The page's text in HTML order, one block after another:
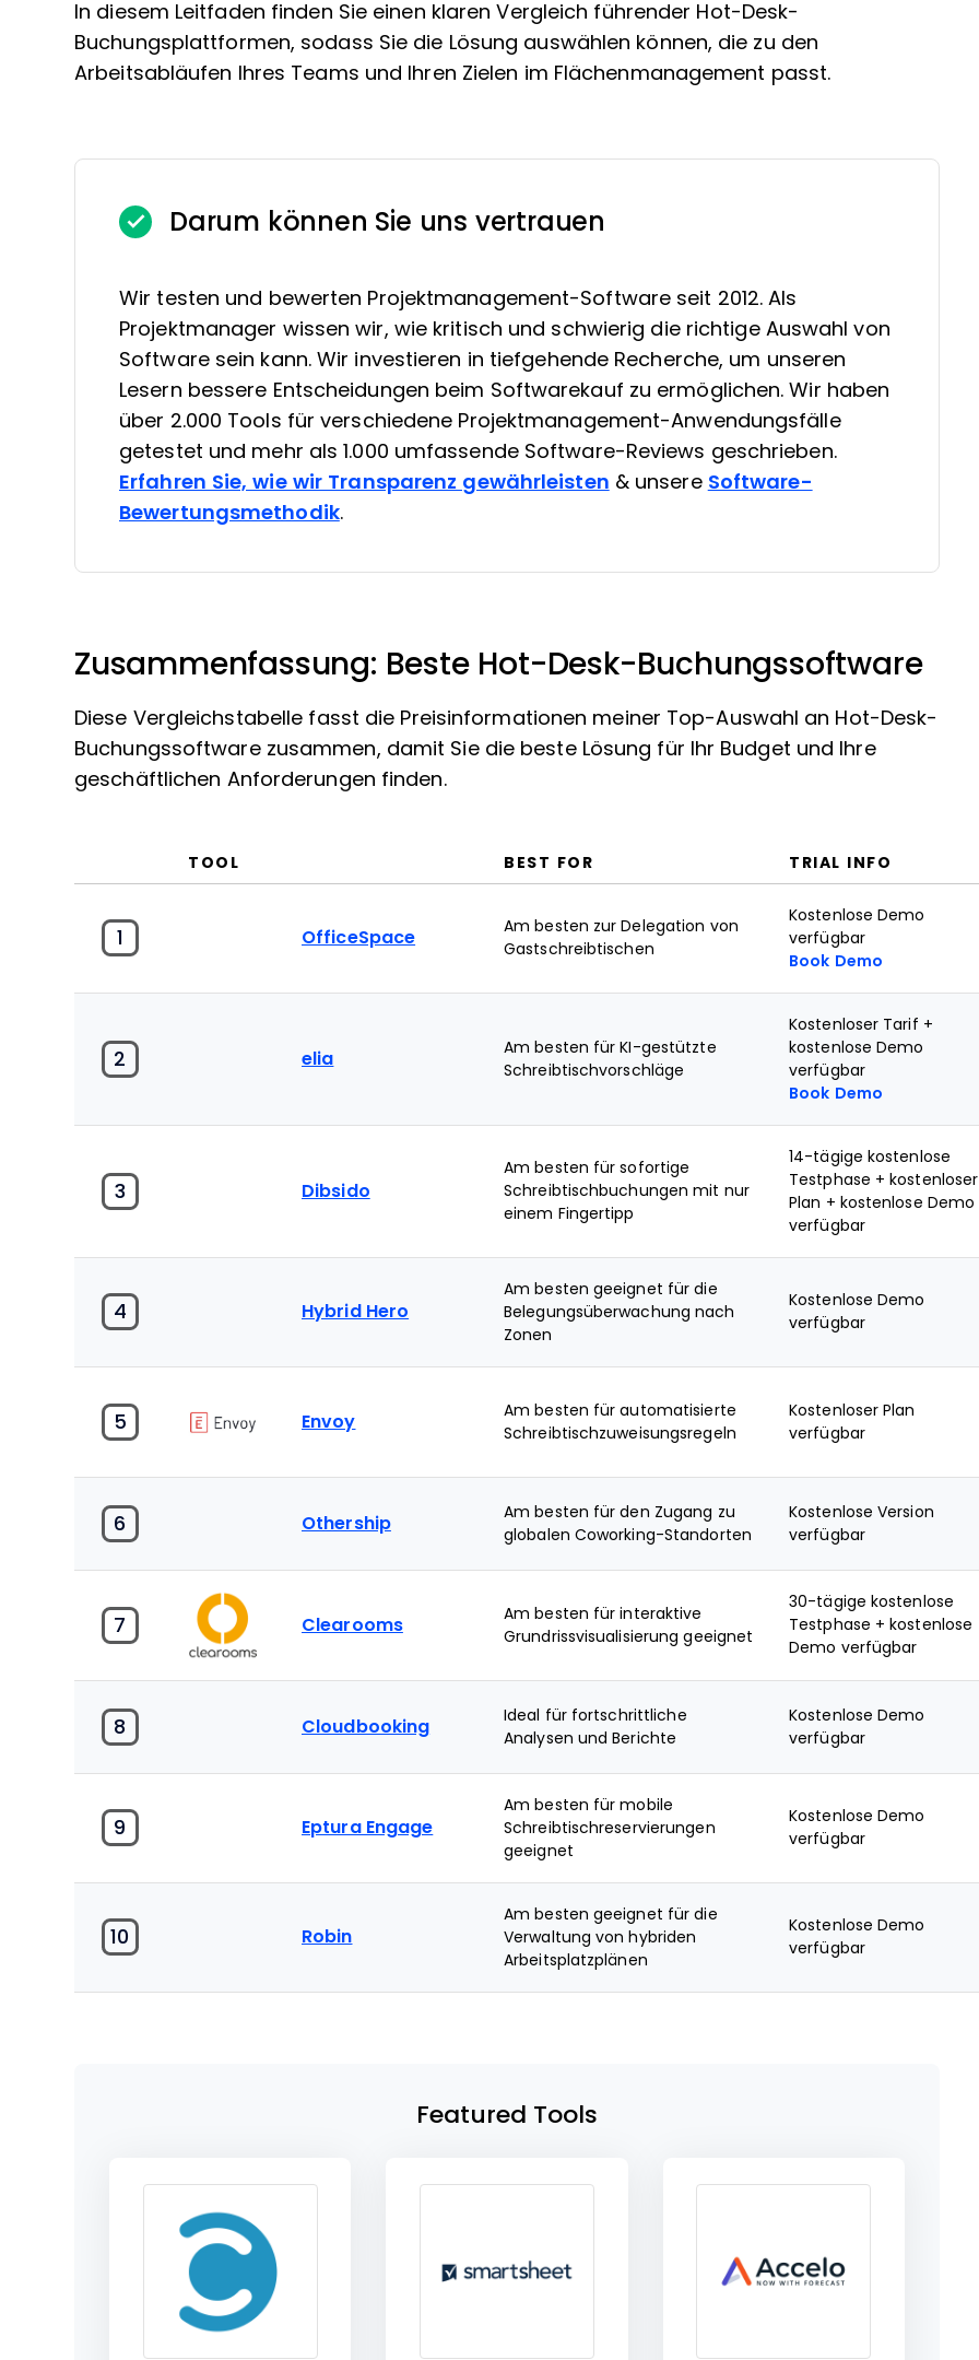
In diesem Leitfaden finden Sie einen klaren Vergleich führender Hot-Desk-
Buchungsplattformen, sodass Sie die Lösung auswählen können, die zu den
Arbeitsabläufen Ihres Teams und Ihren Zielen im Flächenmanagement passt.
Darum können Sie uns vertrauen
Wir testen und bewerten Projektmanagement-Software seit 2012. Als
Projektmanager wissen wir, wie kritisch und schwierig die richtige Auswahl von
Software sein kann. Wir investieren in tiefgehende Recherche, um unseren
Lesern bessere Entscheidungen beim Softwarekauf zu ermöglichen. Wir haben
über 2.000 Tools für verschiedene Projektmanagement-Anwendungsfälle
getestet und mehr als 1.000 umfassende Software-Reviews geschrieben.
Erfahren Sie, wie wir Transparenz gewährleisten & unsere Software-
Bewertungsmethodik.
Zusammenfassung: Beste Hot-Desk-Buchungssoftware
Diese Vergleichstabelle fasst die Preisinformationen meiner Top-Auswahl an Hot-Desk-
Buchungssoftware zusammen, damit Sie die beste Lösung für Ihr Budget und Ihre
geschäftlichen Anforderungen finden.
TOOL BEST FOR TRIAL INFO
1 OfficeSpace
Am besten zur Delegation von
Gastschreibtischen
Kostenlose Demo
verfügbar
Book Demo
2 elia
Am besten für KI-gestützte
Schreibtischvorschläge
Kostenloser Tarif +
kostenlose Demo
verfügbar
Book Demo
3 Dibsido
Am besten für sofortige
Schreibtischbuchungen mit nur
einem Fingertipp
14-tägige kostenlose
Testphase + kostenloser
Plan + kostenlose Demo
verfügbar
4 Hybrid Hero
Am besten geeignet für die
Belegungsüberwachung nach
Zonen
Kostenlose Demo
verfügbar
5 Envoy
Am besten für automatisierte
Schreibtischzuweisungsregeln
Kostenloser Plan
verfügbar
6 Othership
Am besten für den Zugang zu
globalen Coworking-Standorten
Kostenlose Version
verfügbar
7 Clearooms
Am besten für interaktive
Grundrissvisualisierung geeignet
30-tägige kostenlose
Testphase + kostenlose
Demo verfügbar
8 Cloudbooking
Ideal für fortschrittliche
Analysen und Berichte
Kostenlose Demo
verfügbar
9 Eptura Engage
Am besten für mobile
Schreibtischreservierungen
geeignet
Kostenlose Demo
verfügbar
10 Robin
Am besten geeignet für die
Verwaltung von hybriden
Arbeitsplatzplänen
Kostenlose Demo
verfügbar
Featured Tools